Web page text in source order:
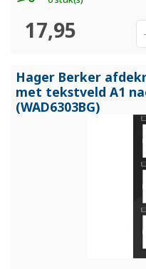
17,95 -
Hager Berker
met tekstveld A1
(WAD6303BG)